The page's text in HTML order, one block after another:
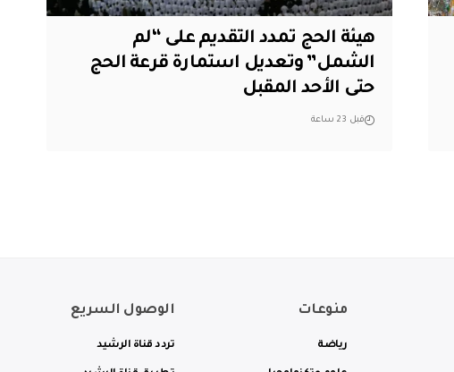
هيئة الحج تمدد التقديم على “لم
الشمل” وتعديل استمارة قرعة الحج
حتى الأحد المقبل
قبل 23 ساعة
منوعات
رياضة
الوصول السريع
تردد قناة الرشيد